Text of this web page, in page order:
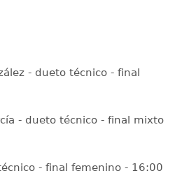
- dueto técnico - final
- dueto técnico - final mixto
- final femenino - 16:00